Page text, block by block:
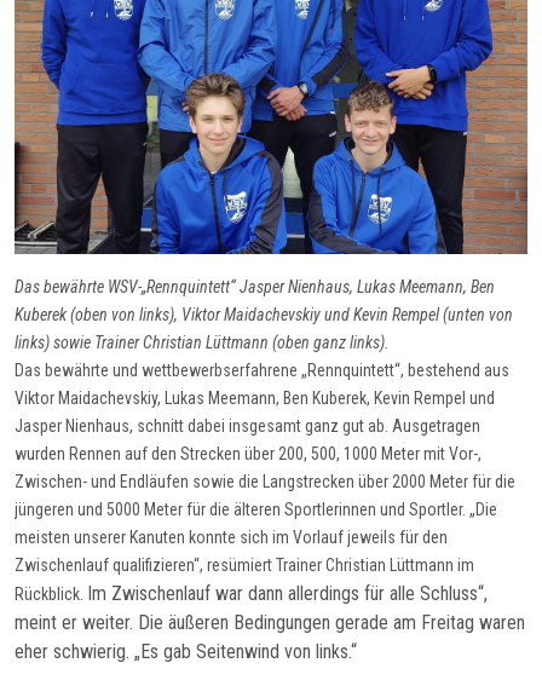
Das bewährte WSV-„Rennquintett“ Jasper Nienhaus, Lukas Meemann, Ben
Kuberek (oben von links), Viktor Maidachevskiy und Kevin Rempel (unten von
links) sowie Trainer Christian Lüttmann (oben ganz links).
Das bewährte und wettbewerbserfahrene „Rennquintett“, bestehend aus
Viktor Maidachevskiy, Lukas Meemann, Ben Kuberek, Kevin Rempel und
Jasper Nienhaus, schnitt dabei insgesamt ganz gut ab. Ausgetragen
wurden Rennen auf den Strecken über 200, 500, 1000 Meter mit Vor-,
Zwischen- und Endläufen sowie die Langstrecken über 2000 Meter für die
jüngeren und 5000 Meter für die älteren Sportlerinnen und Sportler. „Die
meisten unserer Kanuten konnte sich im Vorlauf jeweils für den
Zwischenlauf qualifizieren“, resümiert Trainer Christian Lüttmann im
Rückblick. Im Zwischenlauf war dann allerdings für alle Schluss“,
meint er weiter. Die äußeren Bedingungen gerade am Freitag waren
eher schwierig. „Es gab Seitenwind von links.“